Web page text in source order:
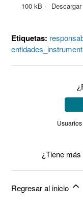
100 kB Descargar
Etiquetas:
¿Tiene
Regresar al inicio